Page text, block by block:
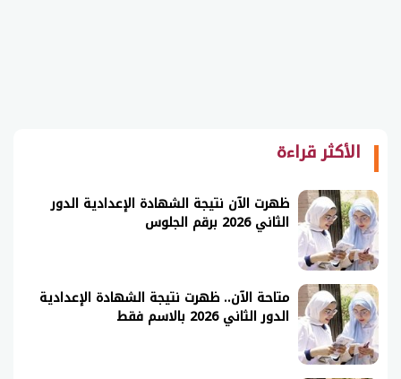
الأكثر قراءة
ظهرت الآن نتيجة الشهادة الإعدادية الدور
الثاني 2026 برقم الجلوس
متاحة الآن.. ظهرت نتيجة الشهادة الإعدادية
الدور الثاني 2026 بالاسم فقط